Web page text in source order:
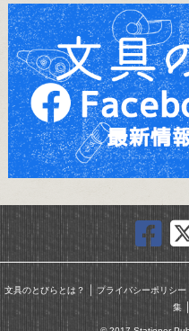
文具のとびらとは？ ｜ プライバシーポリシー
集｜